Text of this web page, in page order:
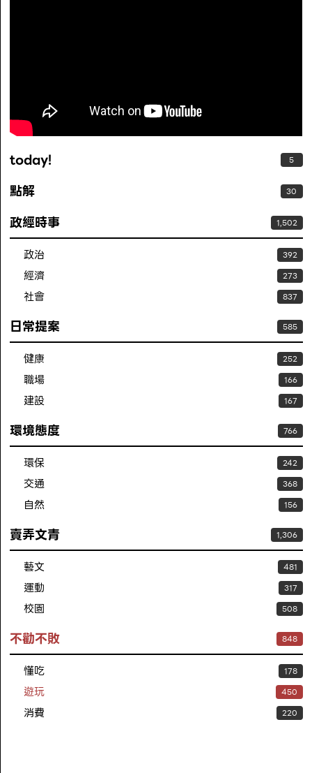
today! 5
點解 30
政經時事 1,502
政治 392
經濟 273
社會 837
日常提案 585
健康 252
職場 166
建設 167
環境態度 766
環保 242
交通 368
自然 156
賣弄文青 1,306
藝文 481
運動 317
校園 508
不勸不敗 848
懂吃 178
遊玩 450
消費 220